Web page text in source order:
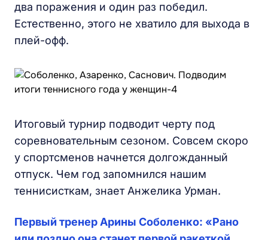
два поражения и один раз победил.
Естественно, этого не хватило для выхода в
плей-офф.
Итоговый турнир подводит черту под
соревновательным сезоном. Совсем скоро
у спортсменов начнется долгожданный
отпуск. Чем год запомнился нашим
теннисисткам, знает Анжелика Урман.
Первый тренер Арины Соболенко: «Рано